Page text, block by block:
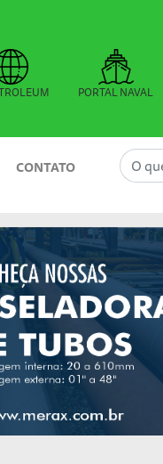
PORTAL NAVAL
CONTATO